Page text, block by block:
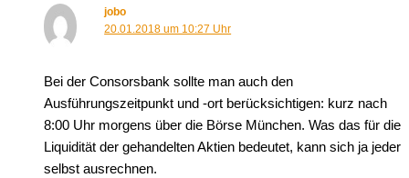
jobo
20.01.2018 um 10:27 Uhr
Bei der Consorsbank sollte man auch den
Ausführungszeitpunkt und -ort berücksichtigen: kurz nach
8:00 Uhr morgens über die Börse München. Was das für die
Liquidität der gehandelten Aktien bedeutet, kann sich ja jeder
selbst ausrechnen.